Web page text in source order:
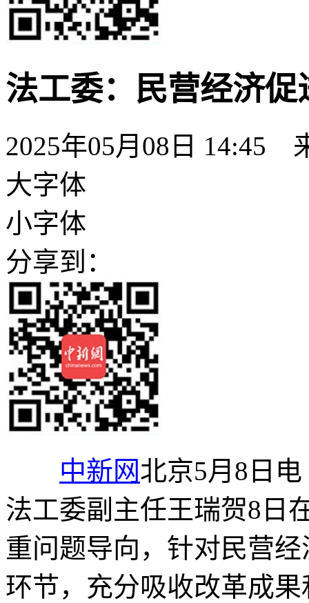
法工委：民营经济
2025年05月08日 14:45
大字体
小字体
分享到：
中新网北京5月8日
法工委副主任王瑞贺8日
重问题导向，针对民营
环节，充分吸收改革成